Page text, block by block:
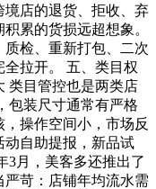
境店的退货、拒收、弃
累的货损远超想象。
检、重新打包、二次
全拉开。 五、类目权
类目管控也是两类店
包装尺寸通常有严格
操作空间小，市场反
动自助提报，新品试
3月，美客多还推出了
苛：店铺年均流水需